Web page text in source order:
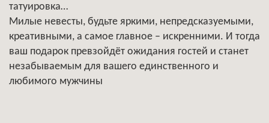
татуировка…
Милые невесты, будьте яркими, непредсказуемыми,
креативными, а самое главное – искренними. И тогда
ваш подарок превзойдёт ожидания гостей и станет
незабываемым для вашего единственного и
любимого мужчины